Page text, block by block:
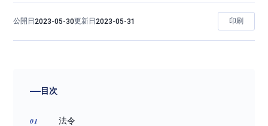
公開日2023-05-30更新日2023-05-31 印刷
目次
法令